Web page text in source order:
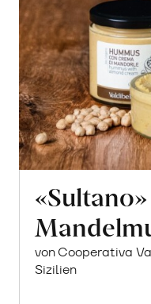
von Cooperativa
Sizilien